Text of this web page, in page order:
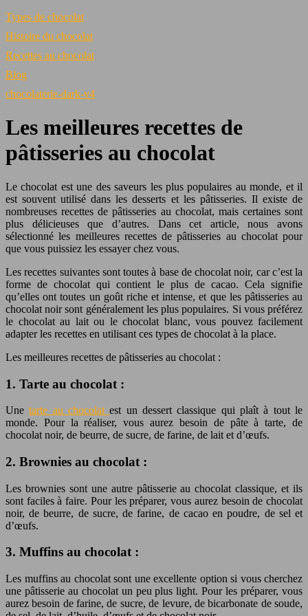
Types de chocolat
Histoire du chocolat
Recettes au chocolat
Blog
chocolaterie-dark-v4
Les meilleures recettes de
pâtisseries au chocolat
Le chocolat est une des saveurs les plus populaires au monde, et il
est souvent utilisé dans les desserts et les pâtisseries. Il existe de
nombreuses recettes de pâtisseries au chocolat, mais certaines sont
plus délicieuses que d’autres. Dans cet article, nous avons
sélectionné les meilleures recettes de pâtisseries au chocolat pour
que vous puissiez les essayer chez vous.
Les recettes suivantes sont toutes à base de chocolat noir, car c’est la
forme de chocolat qui contient le plus de cacao. Cela signifie
qu’elles ont toutes un goût riche et intense, et que les pâtisseries au
chocolat noir sont généralement les plus populaires. Si vous préférez
le chocolat au lait ou le chocolat blanc, vous pouvez facilement
adapter les recettes en utilisant ces types de chocolat à la place.
Les meilleures recettes de pâtisseries au chocolat :
1. Tarte au chocolat :
Unetarte au chocolatest un dessert classique qui plaît à tout le
monde. Pour la réaliser, vous aurez besoin de pâte à tarte, de
chocolat noir, de beurre, de sucre, de farine, de lait et d’œufs.
2. Brownies au chocolat :
Les brownies sont une autre pâtisserie au chocolat classique, et ils
sont faciles à faire. Pour les préparer, vous aurez besoin de chocolat
noir, de beurre, de sucre, de farine, de cacao en poudre, de sel et
d’œufs.
3. Muffins au chocolat :
Les muffins au chocolat sont une excellente option si vous cherchez
une pâtisserie au chocolat un peu plus light. Pour les préparer, vous
aurez besoin de farine, de sucre, de levure, de bicarbonate de soude,